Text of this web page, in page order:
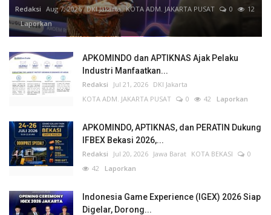
Redaksi Aug 7, 2026 DKI Jakarta KOTA ADM. JAKARTA PUSAT 0
12
Laporkan
APKOMINDO dan APTIKNAS Ajak Pelaku
Industri Manfaatkan...
Redaksi Jul 21, 2026 DKI Jakarta
KOTA ADM. JAKARTA PUSAT
0 42 Laporkan
APKOMINDO, APTIKNAS, dan PERATIN Dukung
IFBEX Bekasi 2026,...
Redaksi Jul 20, 2026 Jawa Barat KOTA BEKASI
0
42 Laporkan
Indonesia Game Experience (IGEX) 2026 Siap
Digelar, Dorong...